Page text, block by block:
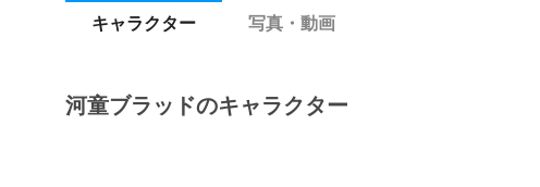
キャラクター 写真・動画
河童ブラッドのキャラクター